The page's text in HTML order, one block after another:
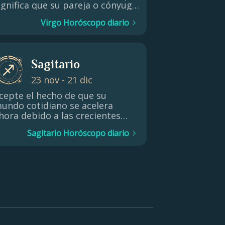
que su pareja o cónyuge
será más fácil conseguir
Virgo Horóscopo diario
Sagitario
23 nov - 21 dic
el hecho de que su
cotidiano se acelera
debido a las crecientes
recados, las tareas, las
lo habitual.
Sagitario Horóscopo diario
analizaremos tu